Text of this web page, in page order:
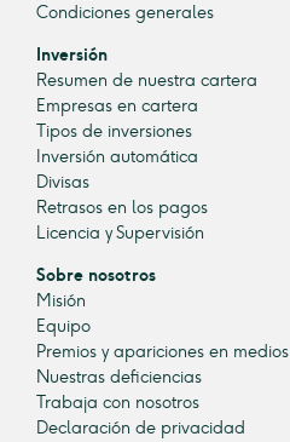
Condiciones generales
Inversión
Resumen de nuestra cartera
Empresas en cartera
Tipos de inversiones
Inversión automática
Divisas
Retrasos en los pagos
Licencia y Supervisión
Sobre nosotros
Misión
Equipo
Premios y apariciones en medios
Nuestras deficiencias
Trabaja con nosotros
Declaración de privacidad